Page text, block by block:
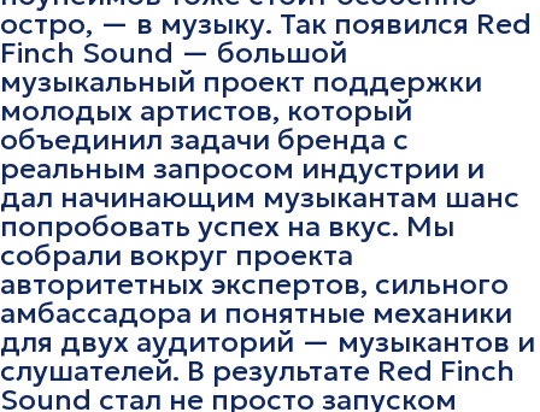
остро, — в музыку. Так появился Red
Finch Sound — большой
музыкальный проект поддержки
молодых артистов, который
объединил задачи бренда с
реальным запросом индустрии и
дал начинающим музыкантам шанс
попробовать успех на вкус. Мы
собрали вокруг проекта
авторитетных экспертов, сильного
амбассадора и понятные механики
для двух аудиторий — музыкантов и
слушателей. В результате Red Finch
Sound стал не просто запуском